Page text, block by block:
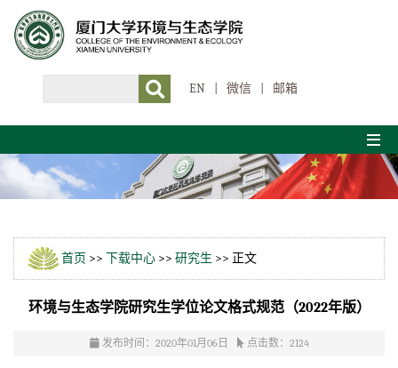
EN 微信 邮箱
首页 >> 下载中心 >> 研究生 >> 正文
环境与生态学院研究生学位论文格式规范（2022年版）
发布时间：2020年01月06日 点击数： 2124